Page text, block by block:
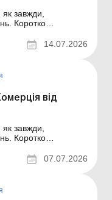
завжди,
Коротко
Коротко
цього
14.07.2026
від
завжди,
Коротко
Коротко
цього
07.07.2026